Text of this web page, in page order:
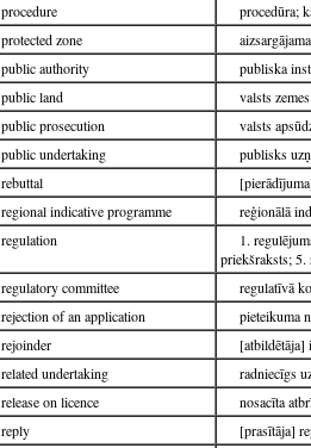
procedure
procedūra;
protected zone
public authority
publiska
public land
valsts
public prosecution
valsts
public undertaking
publisks
rebuttal
regional indicative programme
reģionālā
regulation
1.
priekšraksts;
regulatory committee
regulatīvā
rejection of an application
pieteikuma
rejoinder
[atbildētāja]
related undertaking
radniecīgs
release on licence
nosacīta
reply
[prasītāja]